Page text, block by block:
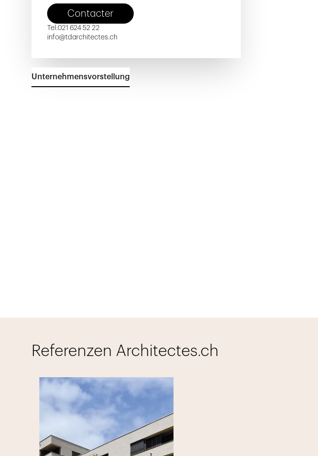
Contacter
Tel.021 624 52 22
info@tdarchitectes.ch
Unternehmensvorstellung
Referenzen Architectes.ch